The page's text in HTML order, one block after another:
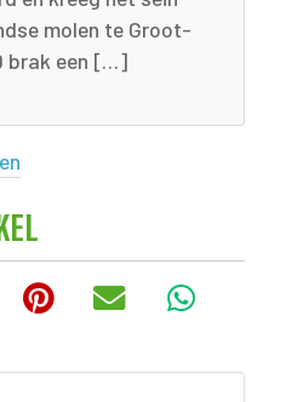
molen te Groot-
brak een […]
LinkedInPinterest
E-mail